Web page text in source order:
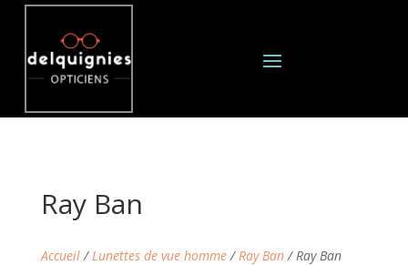
Ray Ban
Accueil/Lunettes de vue homme/Ray Ban/ Ray Ban